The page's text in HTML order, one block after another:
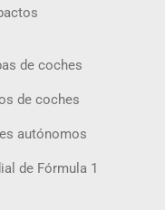
de coches
de coches
autónomos
de Fórmula 1